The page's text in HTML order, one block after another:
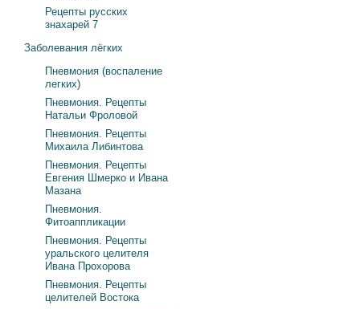
Рецепты русских
знахарей 7
Заболевания лёгких
Пневмония (воспаление
легких)
Пневмония. Рецепты
Натальи Фроловой
Пневмония. Рецепты
Михаила Либинтова
Пневмония. Рецепты
Евгения Шмерко и Ивана
Мазана
Пневмония.
Фитоаппликации
Пневмония. Рецепты
уральского целителя
Ивана Прохорова
Пневмония. Рецепты
целителей Востока